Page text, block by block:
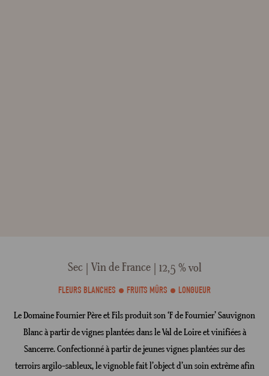
Sec Vin de France 12,5 % vol
FLEURS BLANCHES FRUITS MÛRS LONGUEUR
Le Domaine Fournier Père et Fils produit son ‘F de Fournier’ Sauvignon
Blanc à partir de vignes plantées dans le Val de Loire et vinifiées à
Sancerre. Confectionné à partir de jeunes vignes plantées sur des
terroirs argilo-sableux, le vignoble fait l’object d’un soin extrême afin